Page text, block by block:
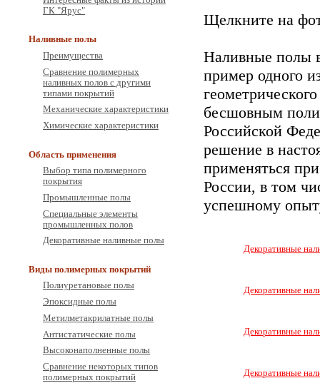
ГК "Ярус"
Наливные полы
Преимущества
Сравнение полимерных
наливных полов с другими
типами покрытий
Механические характеристики
Химические характеристики
Область применения
Выбор типа полимерного
покрытия
Промышленные полы
Специальные элементы
промышленных полов
Декоративные наливные полы
Виды полимерных покрытий
Полиуретановые полы
Эпоксидные полы
Метилметакрилатные полы
Антистатические полы
Высоконаполненные полы
Сравнение некоторых типов
полимерных покрытий
Щелкните на
Наливные полы
пример одного
бесшовным
Российской
решение в
применяться
России, в том
успешному
Декоративные
Декоративные
Декоративные
Декоративные